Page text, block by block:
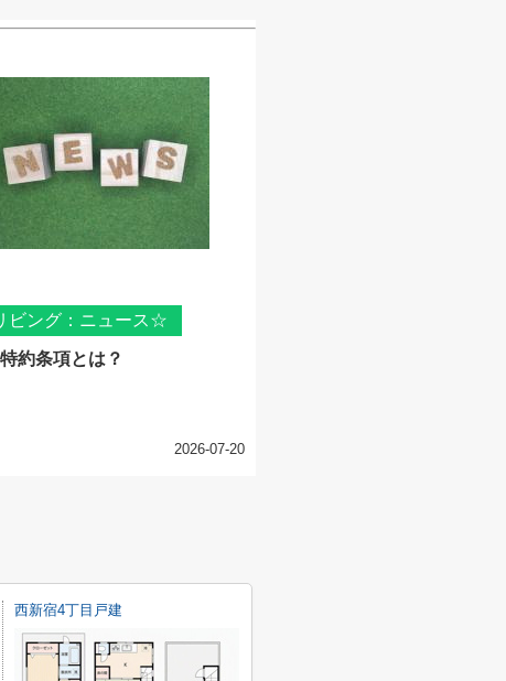
ビング：ニュース☆
約条項とは？
2026-07-20
西新宿4丁目戸建